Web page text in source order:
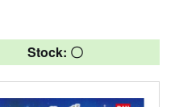
Stock: 〇